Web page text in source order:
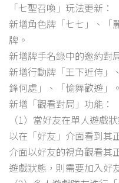
「七聖召喚」玩法更新：
新增角色牌「七七」、「
牌。
新增牌手名錄中的邀約對
新增行動牌「王下近侍」
鋒何處」、「愉舞歡遊」。
新增「觀看對局」功能：
（1）當好友在單人遊戲
以在「好友」介面看到其
介面以好友的視角觀看其
遊戲狀態，則需要加入好